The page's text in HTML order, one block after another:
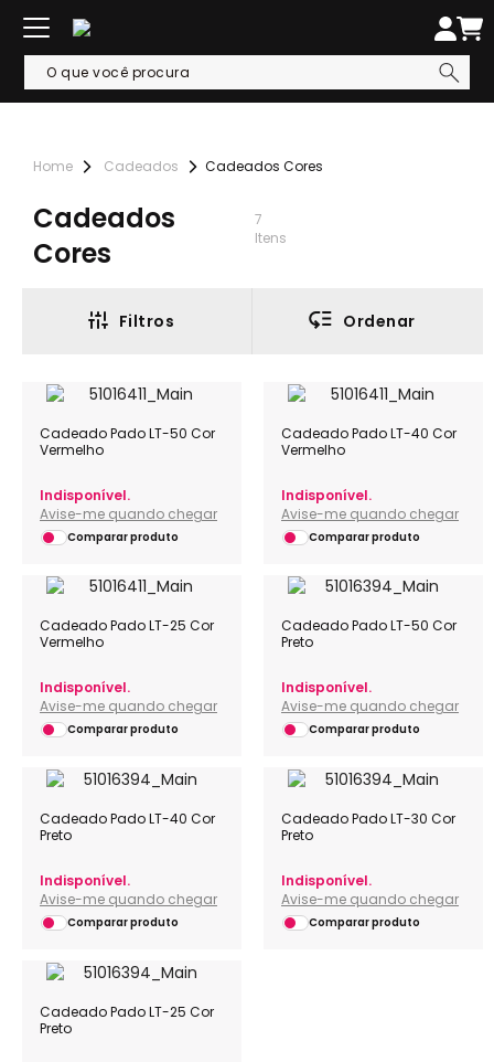
Cadeados Cadeados Cores
Cadeados
Cores
7
Itens
Filtros Ordenar
Cadeado Pado LT-50 Cor
Vermelho
Indisponível.
Avise-me quando chegar
Comparar produto
Cadeado Pado LT-40 Cor
Vermelho
Indisponível.
Avise-me quando chegar
Comparar produto
Cadeado Pado LT-25 Cor
Vermelho
Indisponível.
Avise-me quando chegar
Comparar produto
Cadeado Pado LT-50 Cor
Preto
Indisponível.
Avise-me quando chegar
Comparar produto
Cadeado Pado LT-40 Cor
Preto
Indisponível.
Avise-me quando chegar
Comparar produto
Cadeado Pado LT-30 Cor
Preto
Indisponível.
Avise-me quando chegar
Comparar produto
Cadeado Pado LT-25 Cor
Preto